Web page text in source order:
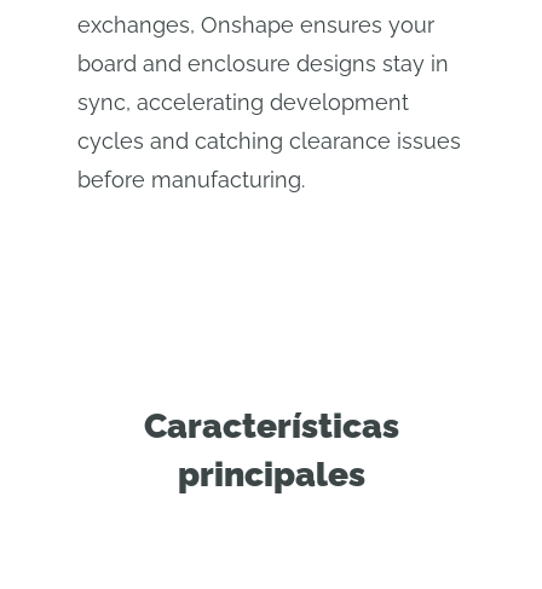
exchanges, Onshape ensures your
board and enclosure designs stay in
sync, accelerating development
cycles and catching clearance issues
before manufacturing.
Características
principales